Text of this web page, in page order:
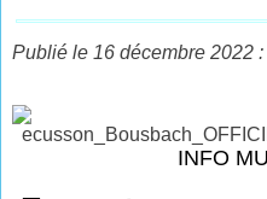
Publié le 16 décembre 2022 :
INFO